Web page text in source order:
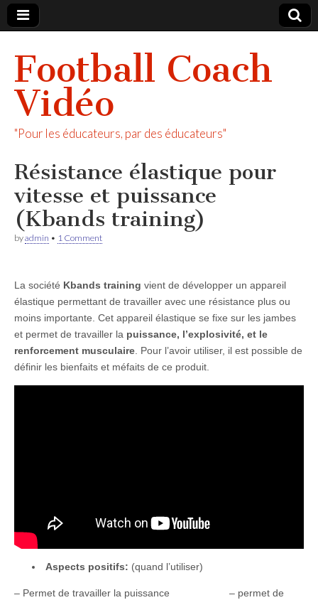
Football Coach
Vidéo
"Pour les éducateurs, par des éducateurs"
Résistance élastique pour
vitesse et puissance
(Kbands training)
byadmin • 1 Comment
La société Kbands training vient de développer un appareil
élastique permettant de travailler avec une résistance plus ou
moins importante. Cet appareil élastique se fixe sur les jambes
et permet de travailler la puissance, l’explosivité, et le
renforcement musculaire . Pour l’avoir utiliser, il est possible de
définir les bienfaits et méfaits de ce produit.
Aspects positifs: (quand l’utiliser)
– Permet de travailler la puissance – permet de